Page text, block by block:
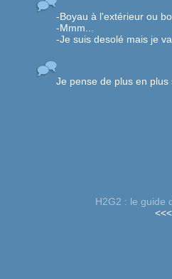
-Boyau à l'extérieur ou
-Mmm...
-Je suis desolé mais je
Je pense de plus en plus
H2G2 : le guide